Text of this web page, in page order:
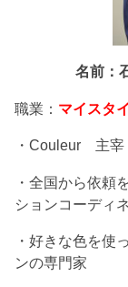
名前：
職業： マイスタ
・Couleur 主宰
・全国から依頼
ションコーディ
・好きな色を使
ンの専門家